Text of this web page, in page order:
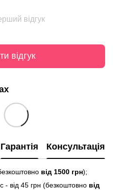
відгук
відгук
Гарантія Консультація
від 1500 грн);
від 45 грн (безкоштовно від